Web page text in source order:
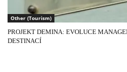
Other (Tourism)
PROJEKT DEMINA: EVOLUCE
DESTINACÍ